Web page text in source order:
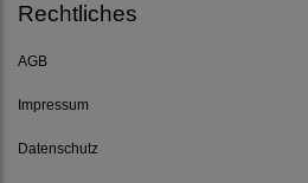
Rechtliches
AGB
Impressum
Datenschutz